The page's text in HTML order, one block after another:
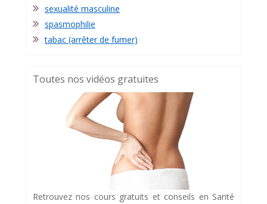
sexualité masculine
spasmophilie
tabac (arrêter de fumer)
Toutes nos vidéos gratuites
Retrouvez nos cours gratuits et conseils en Santé